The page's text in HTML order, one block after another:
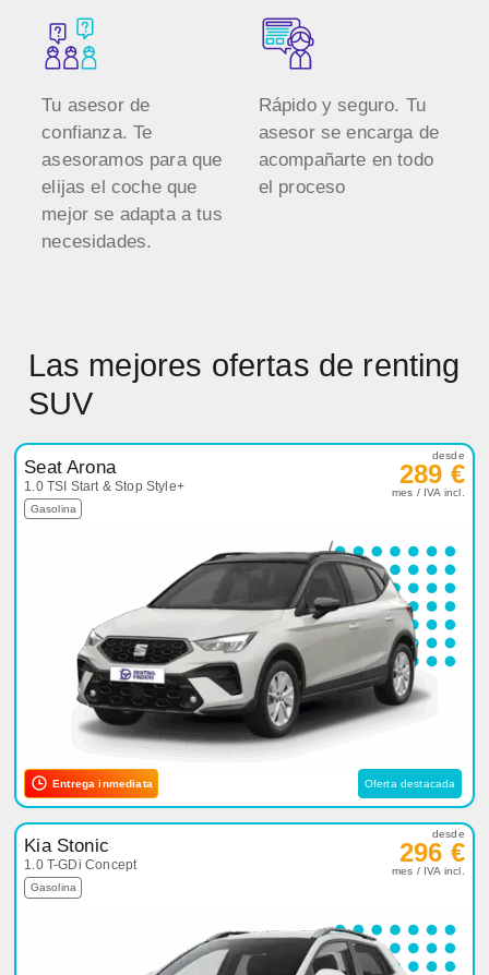
Tu asesor de
confianza. Te
asesoramos para que
elijas el coche que
mejor se adapta a tus
necesidades.
Rápido y seguro. Tu
asesor se encarga de
acompañarte en todo
el proceso
Las mejores ofertas de renting
SUV
Seat Arona
1.0 TSI Start & Stop Style+
Gasolina
desde
289 €
mes / IVA incl.
Entrega inmediata Oferta destacada
Kia Stonic
1.0 T-GDi Concept
Gasolina
desde
296 €
mes / IVA incl.